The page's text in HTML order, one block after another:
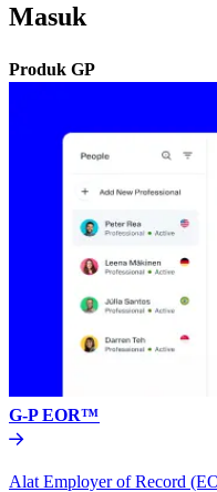
Masuk​​
Produk GP​​
G-P EOR™​​
Alat Employer of Record